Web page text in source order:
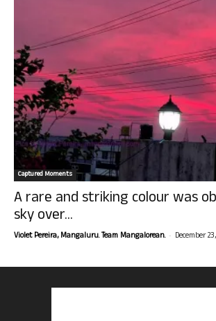
Captured Moments
A rare and striking colour was
sky over...
Violet Pereira, Mangaluru. Team Mangalorean. - December